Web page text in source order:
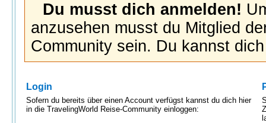
Du musst dich anmelden!
anzusehen musst du Mitglied
Community sein. Du kannst
Login
Sofern du bereits über einen Account verfügst kannst du dich hier
in die TravelingWorld Reise-Community einloggen: